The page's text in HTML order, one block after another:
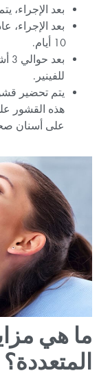
بعد الإجراء،
بعد الإجراء،
10 أيام.
للفينير.
يتم تحضير
هذه القشور
على أسنان
ما هي
المتعددة؟